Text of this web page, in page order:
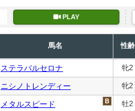
PLAY
馬名 性齢
ステラバルセロナ 牝2
ニシノトレンディー 牝2
メタルスピード 牡2